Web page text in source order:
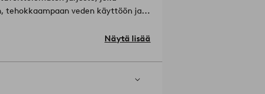
tehokkaampaan veden käyttöön ja
puuvillanviljelijöiden sosiaalisia,
osoitteesta
Näytä lisää